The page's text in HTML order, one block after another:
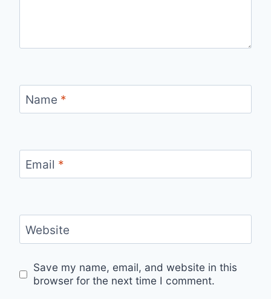
Name *
Email *
Website
Save my name, email, and website in this
browser for the next time I comment.